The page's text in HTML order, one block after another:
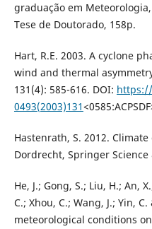
graduação em
Tese de Doutorado, 158p.
Hart, R.E. 2003. A cyclone
wind and thermal
131(4): 585-616. DOI:
0493(2003)131
Hastenrath, S. 2012.
Dordrecht, Springer
He, J.; Gong, S.; Liu, H.; An,
C.; Xhou, C.; Wang, J.; Yin,
meteorological conditions